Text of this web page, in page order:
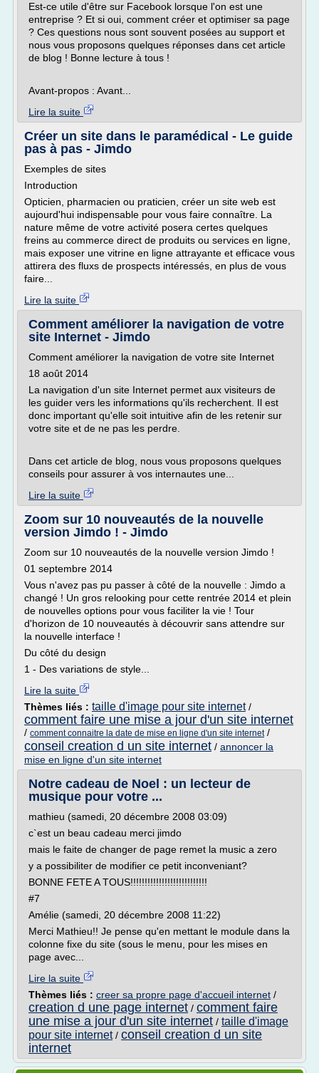
Est-ce utile d'être sur Facebook lorsque l'on est une
entreprise ? Et si oui, comment créer et optimiser sa page
? Ces questions nous sont souvent posées au support et
nous vous proposons quelques réponses dans cet article
de blog ! Bonne lecture à tous !
Avant-propos : Avant...
Lire la suite
Créer un site dans le paramédical - Le guide
pas à pas - Jimdo
Exemples de sites
Introduction
Opticien, pharmacien ou praticien, créer un site web est
aujourd'hui indispensable pour vous faire connaître. La
nature même de votre activité posera certes quelques
freins au commerce direct de produits ou services en ligne,
mais exposer une vitrine en ligne attrayante et efficace vous
attirera des fluxs de prospects intéressés, en plus de vous
faire...
Lire la suite
Comment améliorer la navigation de votre
site Internet - Jimdo
Comment améliorer la navigation de votre site Internet
18 août 2014
La navigation d'un site Internet permet aux visiteurs de
les guider vers les informations qu'ils recherchent. Il est
donc important qu'elle soit intuitive afin de les retenir sur
votre site et de ne pas les perdre.
Dans cet article de blog, nous vous proposons quelques
conseils pour assurer à vos internautes une...
Lire la suite
Zoom sur 10 nouveautés de la nouvelle
version Jimdo ! - Jimdo
Zoom sur 10 nouveautés de la nouvelle version Jimdo !
01 septembre 2014
Vous n'avez pas pu passer à côté de la nouvelle : Jimdo a
changé ! Un gros relooking pour cette rentrée 2014 et plein
de nouvelles options pour vous faciliter la vie ! Tour
d'horizon de 10 nouveautés à découvrir sans attendre sur
la nouvelle interface !
Du côté du design
1 - Des variations de style...
Lire la suite
Thèmes liés : taille d'image pour site internet/
comment faire une mise a jour d'un site internet
/ comment connaitre la date de mise en ligne d'un site internet/
conseil creation d un site internet / annoncer la
mise en ligne d'un site internet
Notre cadeau de Noel : un lecteur de
musique pour votre ...
mathieu (samedi, 20 décembre 2008 03:09)
c`est un beau cadeau merci jimdo
mais le faite de changer de page remet la music a zero
y a possibiliter de modifier ce petit inconveniant?
BONNE FETE A TOUS!!!!!!!!!!!!!!!!!!!!!!!!!!!
#7
Amélie (samedi, 20 décembre 2008 11:22)
Merci Mathieu!! Je pense qu'en mettant le module dans la
colonne fixe du site (sous le menu, pour les mises en
page avec...
Lire la suite
Thèmes liés : creer sa propre page d'accueil internet /
creation d une page internet / comment faire
une mise a jour d'un site internet / taille d'image
pour site internet/ conseil creation d un site
internet